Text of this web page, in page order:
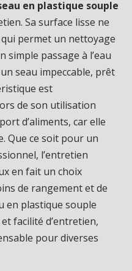
en plastique souple
Sa surface lisse ne
permet un nettoyage
simple passage à l’eau
seau impeccable, prêt
est
de son utilisation
d’aliments, car elle
Que ce soit pour un
l’entretien
en fait un choix
de rangement et de
en plastique souple
facilité d’entretien,
pour diverses